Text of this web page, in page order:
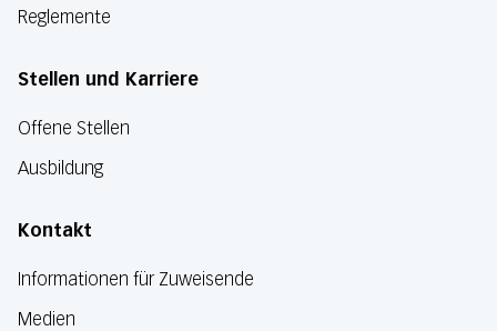
Reglemente
Stellen und Karriere
Offene Stellen
Ausbildung
Kontakt
Informationen für Zuweisende
Medien